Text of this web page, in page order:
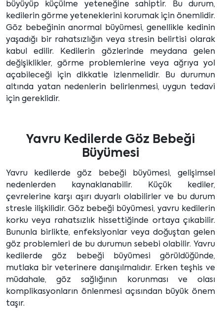
büyüyüp küçülme yeteneğine sahiptir. Bu durum,
kedilerin görme yeteneklerini korumak için önemlidir.
Göz bebeğinin anormal büyümesi, genellikle kedinin
yaşadığı bir rahatsızlığın veya stresin belirtisi olarak
kabul edilir. Kedilerin gözlerinde meydana gelen
değişiklikler, görme problemlerine veya ağrıya yol
açabileceği için dikkatle izlenmelidir. Bu durumun
altında yatan nedenlerin belirlenmesi, uygun tedavi
için gereklidir.
Yavru Kedilerde Göz Bebeği
Büyümesi
Yavru kedilerde göz bebeği büyümesi, gelişimsel
nedenlerden kaynaklanabilir. Küçük kediler,
çevrelerine karşı aşırı duyarlı olabilirler ve bu durum
stresle ilişkilidir. Göz bebeği büyümesi, yavru kedilerin
korku veya rahatsızlık hissettiğinde ortaya çıkabilir.
Bununla birlikte, enfeksiyonlar veya doğuştan gelen
göz problemleri de bu durumun sebebi olabilir. Yavru
kedilerde göz bebeği büyümesi görüldüğünde,
mutlaka bir veterinere danışılmalıdır. Erken teşhis ve
müdahale, göz sağlığının korunması ve olası
komplikasyonların önlenmesi açısından büyük önem
taşır.